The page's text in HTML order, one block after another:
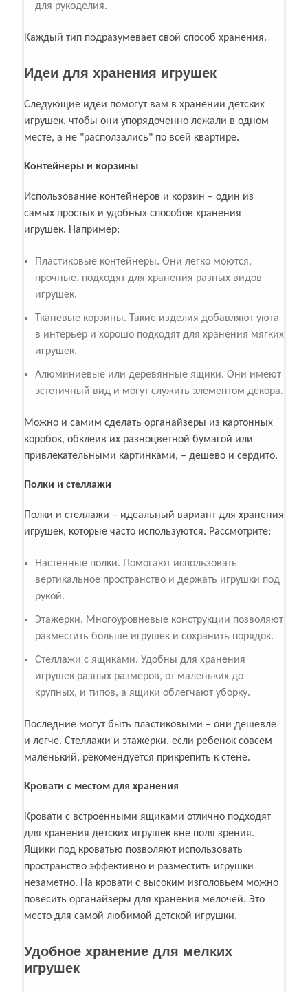
для рукоделия.
Каждый тип подразумевает свой способ хранения.
Идеи для хранения игрушек
Следующие идеи помогут вам в хранении детских
игрушек, чтобы они упорядоченно лежали в одном
месте, а не "расползались" по всей квартире.
Контейнеры и корзины
Использование контейнеров и корзин – один из
самых простых и удобных способов хранения
игрушек. Например:
Пластиковые контейнеры. Они легко моются,
прочные, подходят для хранения разных видов
игрушек.
Тканевые корзины. Такие изделия добавляют уюта
в интерьер и хорошо подходят для хранения мягких
игрушек.
Алюминиевые или деревянные ящики. Они имеют
эстетичный вид и могут служить элементом декора.
Можно и самим сделать органайзеры из картонных
коробок, обклеив их разноцветной бумагой или
привлекательными картинками, – дешево и сердито.
Полки и стеллажи
Полки и стеллажи – идеальный вариант для хранения
игрушек, которые часто используются. Рассмотрите:
Настенные полки. Помогают использовать
вертикальное пространство и держать игрушки под
рукой.
Этажерки. Многоуровневые конструкции позволяют
разместить больше игрушек и сохранить порядок.
Стеллажи с ящиками. Удобны для хранения
игрушек разных размеров, от маленьких до
крупных, и типов, а ящики облегчают уборку.
Последние могут быть пластиковыми – они дешевле
и легче. Стеллажи и этажерки, если ребенок совсем
маленький, рекомендуется прикрепить к стене.
Кровати с местом для хранения
Кровати с встроенными ящиками отлично подходят
для хранения детских игрушек вне поля зрения.
Ящики под кроватью позволяют использовать
пространство эффективно и разместить игрушки
незаметно. На кровати с высоким изголовьем можно
повесить органайзеры для хранения мелочей. Это
место для самой любимой детской игрушки.
Удобное хранение для мелких
игрушек